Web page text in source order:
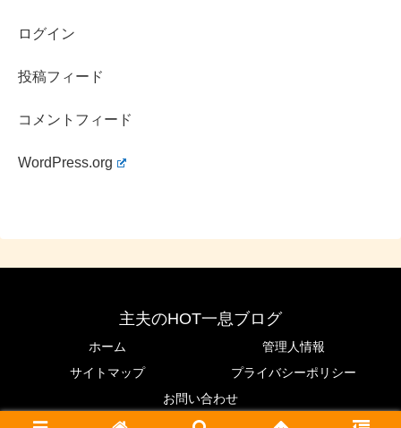
ログイン
投稿フィード
コメントフィード
WordPress.org
主夫のHOT一息ブログ
ホーム
管理人情報
サイトマップ
プライバシーポリシー
お問い合わせ